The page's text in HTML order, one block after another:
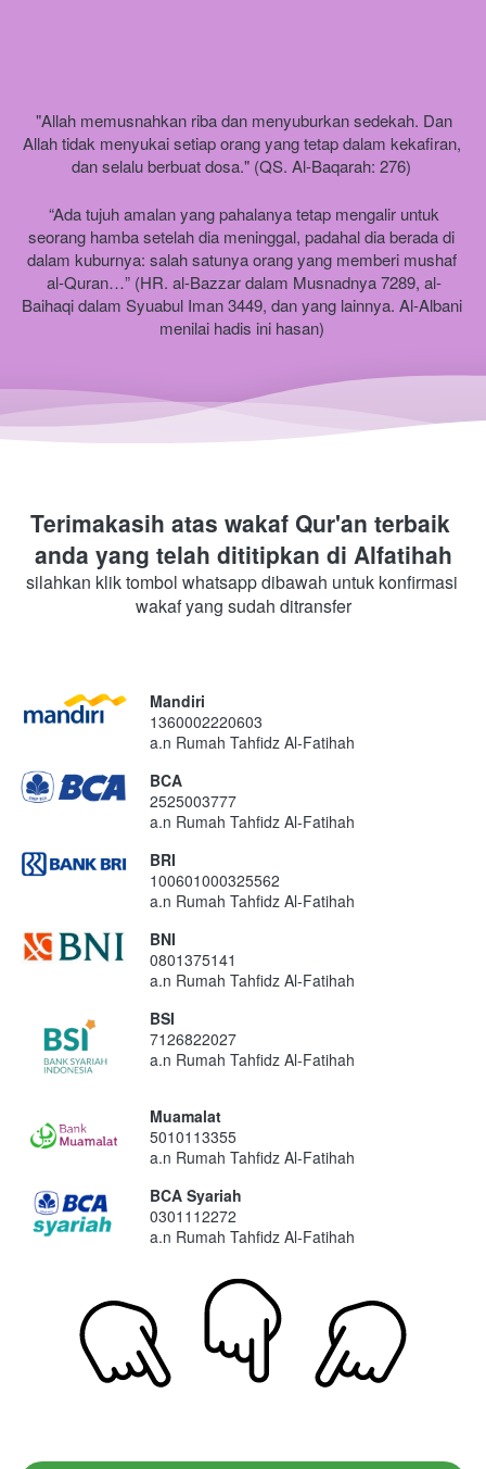
Allah tidak menyukai setiap orang yang tetap dalam kekafiran,
dan selalu berbuat dosa." (QS. Al-Baqarah: 276)
seorang hamba setelah dia meninggal, padahal dia berada di
dalam kuburnya: salah satunya orang yang memberi mushaf
al-Quran…” (HR. al-Bazzar dalam Musnadnya 7289, al-
Baihaqi dalam Syuabul Iman 3449, dan yang lainnya. Al-Albani
menilai hadis ini hasan)
Terimakasih atas wakaf Qur'an terbaik
anda yang telah dititipkan di Alfatihah
silahkan klik tombol whatsapp dibawah untuk konfirmasi
wakaf yang sudah ditransfer
Mandiri
1360002220603
a.n Rumah Tahfidz Al-Fatihah
BCA
2525003777
a.n Rumah Tahfidz Al-Fatihah
BRI
100601000325562
a.n Rumah Tahfidz Al-Fatihah
BNI
0801375141
a.n Rumah Tahfidz Al-Fatihah
BSI
7126822027
a.n Rumah Tahfidz Al-Fatihah
Muamalat
5010113355
a.n Rumah Tahfidz Al-Fatihah
BCA Syariah
0301112272
a.n Rumah Tahfidz Al-Fatihah